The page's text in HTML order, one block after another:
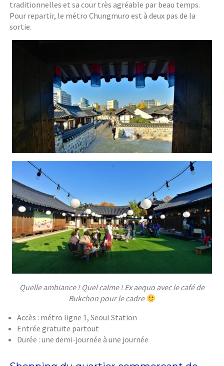
traditionnelles et sa cour très agréable par beau temps.
Pour repartir, le métro Chungmuro est à deux pas de la
sortie.
Quelle ambiance ! Quel calme ! Ex aequo avec le café de
Bukchon pour le cadre
Accès : métro ligne 1, Seoul Station
Entrée gratuite partout
Durée : une demi-journée à une journée